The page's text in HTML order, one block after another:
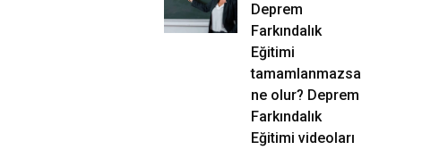
Deprem
Farkındalık
Eğitimi
tamamlanmazsa
ne olur? Deprem
Farkındalık
Eğitimi videoları